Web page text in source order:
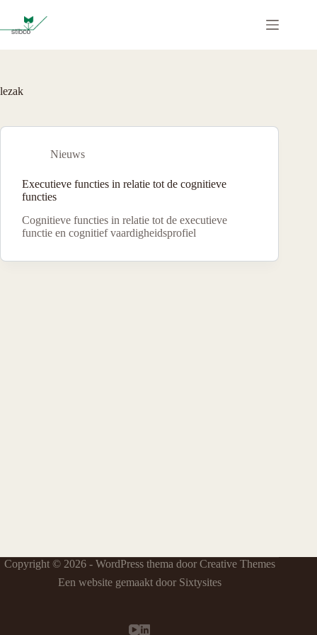
de
lezak
Nieuws
Executieve functies in relatie tot de cognitieve
functies
Cognitieve functies in relatie tot de executieve
functie en cognitief vaardigheidsprofiel
Copyright © 2026 - WordPress thema door Creative Themes
Een website gemaakt door Sixtysites